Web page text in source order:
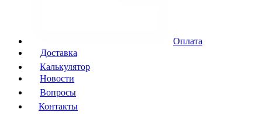
Оплата
Доставка
Калькулятор
Новости
Вопросы
Контакты